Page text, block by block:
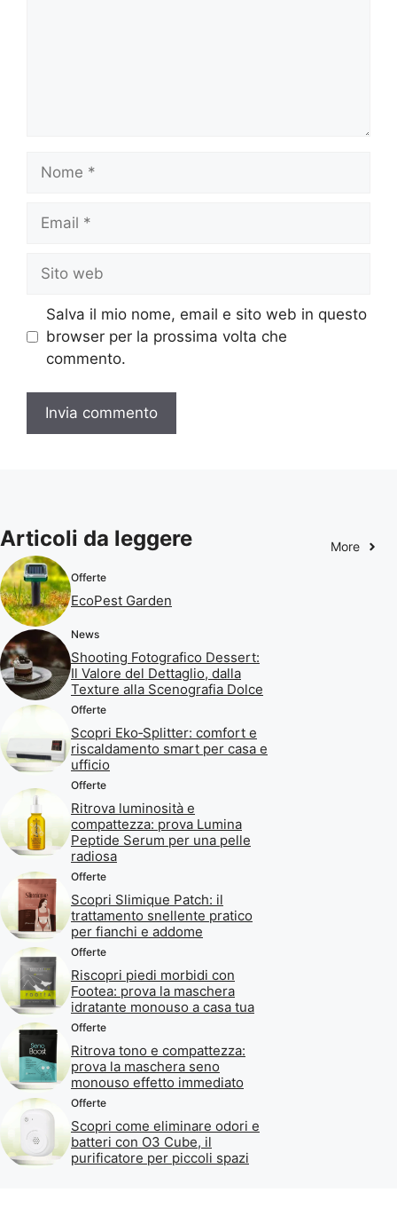
web
Salva il mio nome, email e sito web in questo
browser per la prossima volta che
commento.
Articoli da leggere More
Offerte
EcoPest Garden
News
Shooting Fotografico Dessert:
Il Valore del Dettaglio, dalla
Texture alla Scenografia Dolce
Offerte
Scopri Eko‑Splitter: comfort e
riscaldamento smart per casa e
ufficio
Offerte
Ritrova luminosità e
compattezza: prova Lumina
Peptide Serum per una pelle
radiosa
Offerte
Scopri Slimique Patch: il
trattamento snellente pratico
per fianchi e addome
Offerte
Riscopri piedi morbidi con
Footea: prova la maschera
idratante monouso a casa tua
Offerte
Ritrova tono e compattezza:
prova la maschera seno
monouso effetto immediato
Offerte
Scopri come eliminare odori e
batteri con O3 Cube, il
purificatore per piccoli spazi